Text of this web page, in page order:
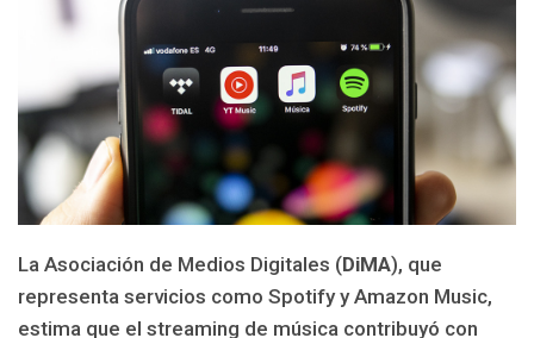
La Asociación de Medios Digitales (DiMA), que
representa servicios como Spotify y Amazon Music,
estima que el streaming de música contribuyó con